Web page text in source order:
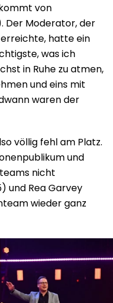
von
Der Moderator, der
hatte ein
was ich
in Ruhe zu atmen,
und eins mit
waren der
völlig fehl am Platz.
und
nicht
und Rea Garvey
wieder ganz